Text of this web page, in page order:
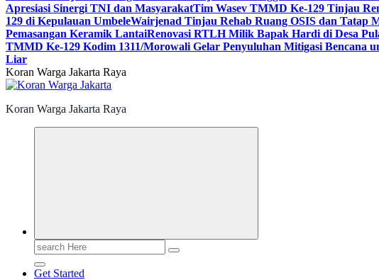
Apresiasi Sinergi TNI dan MasyarakatTim Wasev TMMD Ke-129 Tinjau
129 di Kepulauan UmbeleWairjenad Tinjau Rehab Ruang OSIS dan Tatap
Pemasangan Keramik LantaiRenovasi RTLH Milik Bapak Hardi di Desa
TMMD Ke-129 Kodim 1311/Morowali Gelar Penyuluhan Mitigasi Bencana
Liar
Koran Warga Jakarta Raya
Koran Warga Jakarta Raya
Search
for:
Get Started